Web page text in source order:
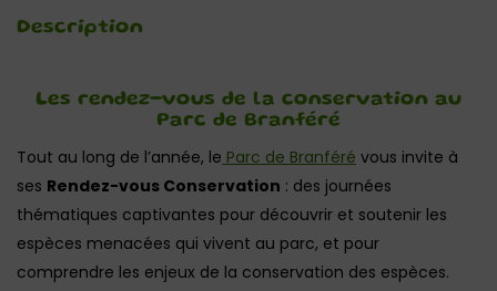
Description
Les rendez-vous de la conservation au
Parc de Branféré
Tout au long de l’année, le Parc de Branféré vous invite à
ses Rendez-vous Conservation : des journées
thématiques captivantes pour découvrir et soutenir les
espèces menacées qui vivent au parc, et pour
comprendre les enjeux de la conservation des espèces.